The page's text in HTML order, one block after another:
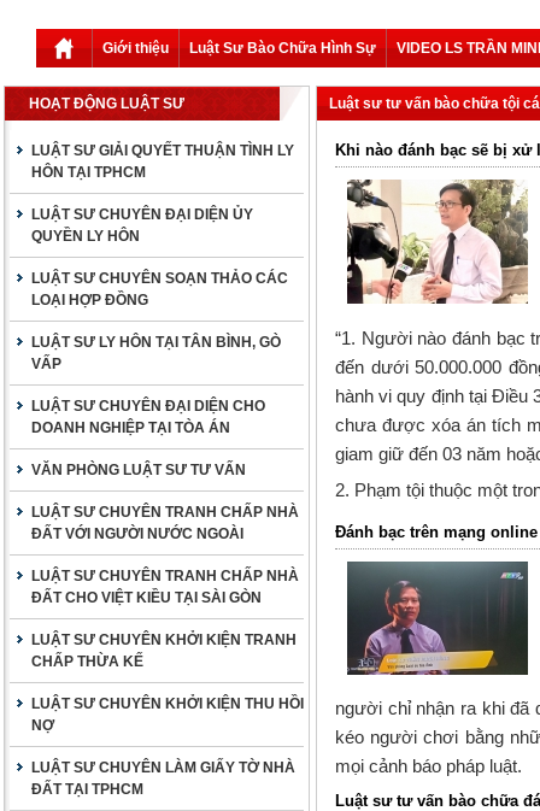
Giới thiệu Luật Sư Bào Chữa Hình Sự VIDEO LS TRẦN
HOẠT ĐỘNG LUẬT SƯ
LUẬT SƯ GIẢI QUYẾT THUẬN TÌNH LY
HÔN TẠI TPHCM
LUẬT SƯ CHUYÊN ĐẠI DIỆN ỦY
QUYỀN LY HÔN
LUẬT SƯ CHUYÊN SOẠN THẢO CÁC
LOẠI HỢP ĐỒNG
LUẬT SƯ LY HÔN TẠI TÂN BÌNH, GÒ
VẤP
LUẬT SƯ CHUYÊN ĐẠI DIỆN CHO
DOANH NGHIỆP TẠI TÒA ÁN
VĂN PHÒNG LUẬT SƯ TƯ VẤN
LUẬT SƯ CHUYÊN TRANH CHẤP NHÀ
ĐẤT VỚI NGƯỜI NƯỚC NGOÀI
LUẬT SƯ CHUYÊN TRANH CHẤP NHÀ
ĐẤT CHO VIỆT KIỀU TẠI SÀI GÒN
LUẬT SƯ CHUYÊN KHỞI KIỆN TRANH
CHẤP THỪA KẾ
LUẬT SƯ CHUYÊN KHỞI KIỆN THU HỒI
NỢ
LUẬT SƯ CHUYÊN LÀM GIẤY TỜ NHÀ
ĐẤT TẠI TPHCM
Luật sư tư vấn bào chữa tội
Khi nào đánh bạc sẽ bị
“1. Người nào đánh bạc
đến dưới 50.000.000
hành vi quy định tại Điều
chưa được xóa án tích
giam giữ đến 03 năm
2. Phạm tội thuộc một
Đánh bạc trên mạng
người chỉ nhận ra khi đã
kéo người chơi bằng
mọi cảnh báo pháp luật.
Luật sư tư vấn bào chữa